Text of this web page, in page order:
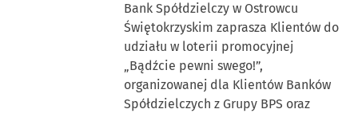
Bank Spółdzielczy w Ostrowcu
Świętokrzyskim zaprasza Klientów do
udziału w loterii promocyjnej
„Bądźcie pewni swego!”,
organizowanej dla Klientów Banków
Spółdzielczych z Grupy BPS oraz